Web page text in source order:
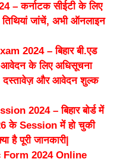
– कर्नाटक सीईटी के लिए
जांचें, अभी ऑनलाइन
2024 – बिहार बी.एड
आवेदन के लिए अधिसूचना
दस्तावेज़ और आवेदन शुल्क
2024 – बिहार बोर्ड में
के Session में हो चुकी
पूरी जानकारी|
2024 Online